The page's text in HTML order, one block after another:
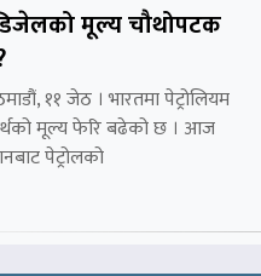
मूल्य चौथोपटक
११ जेठ । भारतमा पेट्रोलियम
मूल्य फेरि बढेको छ । आज
पेट्रोलको